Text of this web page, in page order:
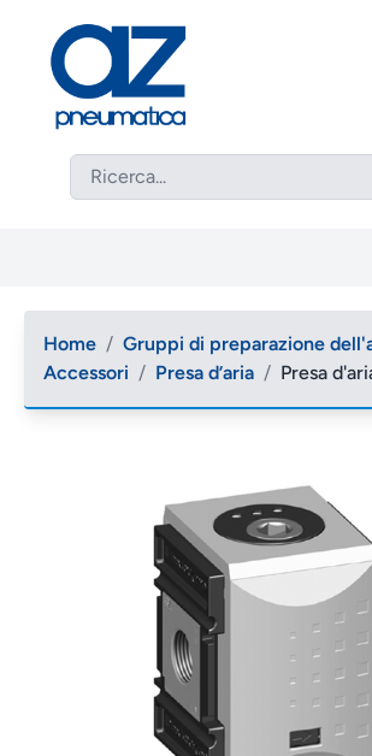
Home / Gruppi di preparazione
Accessori / Presa d’aria / Presa